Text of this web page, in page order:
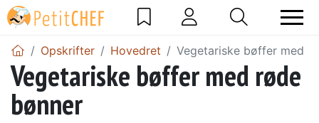
Opskrifter Hovedret Vegetariske bøffer med
Vegetariske bøffer med røde
bønner